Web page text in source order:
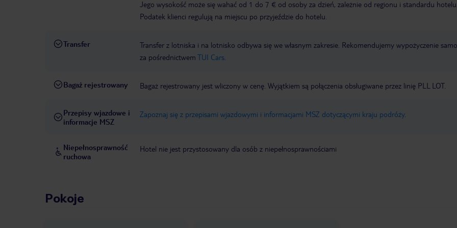
Jego wysokość może się wahać od 1 do 7 € od osoby za dzień, zależnie od regionu i standardu hotelu.
Podatek klienci regulują na miejscu po przyjeździe do hotelu.
Transfer
Transfer z lotniska i na lotnisko odbywa się we własnym zakresie. Rekomendujemy wypożyczenie
za pośrednictwem TUI Cars.
Bagaż rejestrowany Bagaż rejestrowany jest wliczony w cenę. Wyjątkiem są połączenia obsługiwane przez linię PLL LOT.
Przepisy wjazdowe i
informacje MSZ
Zapoznaj się z przepisami wjazdowymi i informacjami MSZ dotyczącymi kraju podróży.
Niepełnosprawność
ruchowa
Hotel nie jest przystosowany dla osób z niepełnosprawnościami
Pokoje